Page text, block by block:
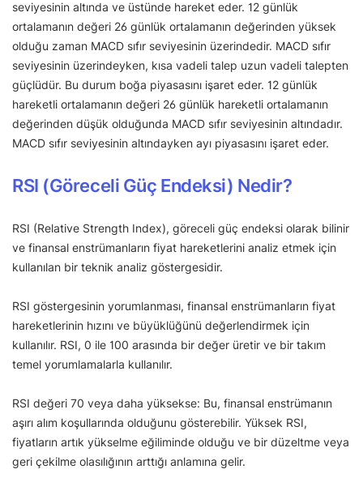
seviyesinin altında ve üstünde hareket eder. 12 günlük
ortalamanın değeri 26 günlük ortalamanın değerinden yüksek
olduğu zaman MACD sıfır seviyesinin üzerindedir. MACD sıfır
seviyesinin üzerindeyken, kısa vadeli talep uzun vadeli talepten
güçlüdür. Bu durum boğa piyasasını işaret eder. 12 günlük
hareketli ortalamanın değeri 26 günlük hareketli ortalamanın
değerinden düşük olduğunda MACD sıfır seviyesinin altındadır.
MACD sıfır seviyesinin altındayken ayı piyasasını işaret eder.
RSI (Göreceli Güç Endeksi) Nedir?
RSI (Relative Strength Index), göreceli güç endeksi olarak bilinir
ve finansal enstrümanların fiyat hareketlerini analiz etmek için
kullanılan bir teknik analiz göstergesidir.
RSI göstergesinin yorumlanması, finansal enstrümanların fiyat
hareketlerinin hızını ve büyüklüğünü değerlendirmek için
kullanılır. RSI, 0 ile 100 arasında bir değer üretir ve bir takım
temel yorumlamalarla kullanılır.
RSI değeri 70 veya daha yüksekse: Bu, finansal enstrümanın
aşırı alım koşullarında olduğunu gösterebilir. Yüksek RSI,
fiyatların artık yükselme eğiliminde olduğu ve bir düzeltme veya
geri çekilme olasılığının arttığı anlamına gelir.